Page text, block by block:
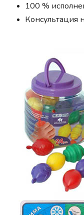
100 %
Консультация